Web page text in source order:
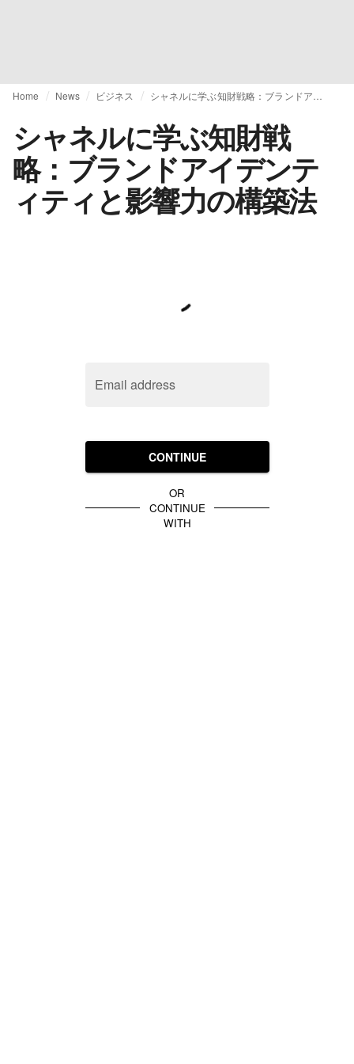
Home News ビジネス
シャネルに学ぶ知財戦
略：ブランドアイデンテ
ィティと影響力の構築法
Email address
CONTINUE
OR
CONTINUE
WITH